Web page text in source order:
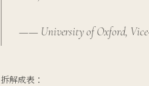
—— University of Oxford, Vice-
拆解成表：